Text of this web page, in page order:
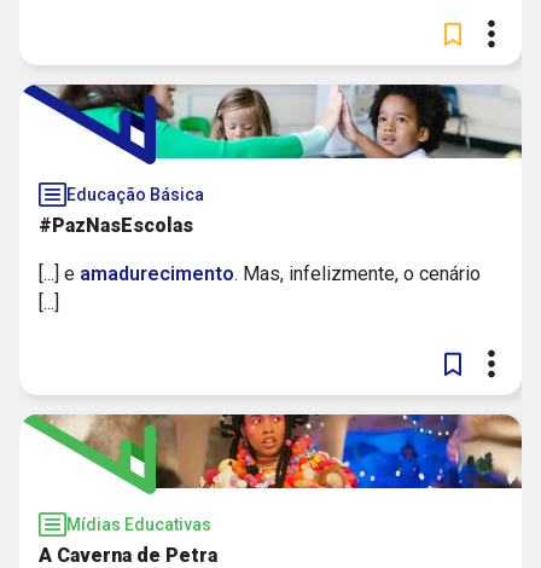
Educação Básica
#PazNasEscolas
[...] e amadurecimento. Mas, infelizmente, o cenário
[...]
Mídias Educativas
A Caverna de Petra